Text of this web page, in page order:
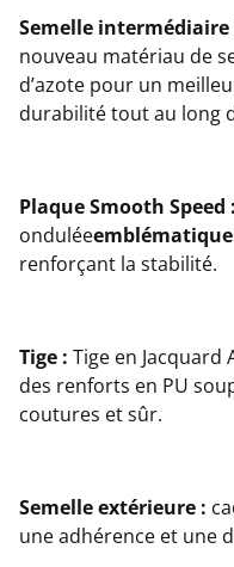
Semelle intermédiaire
nouveau matériau de
d’azote pour un
durabilité tout au long
Plaque Smooth Speed :
onduléeemblématique
renforçant la stabilité.
Tige : Tige en Jacquard
des renforts en PU
coutures et sûr.
Semelle extérieure :
une adhérence et une